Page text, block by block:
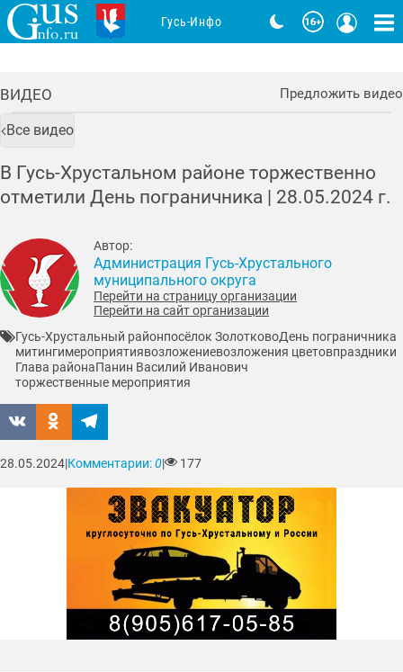
ВИДЕО Предложить видео
Все видео
В Гусь-Хрус­таль­ном рай­оне тор­жес­твен­но
от­ме­тили День пог­ра­нич­ни­ка | 28.05.2024 г.
Автор:
Администрация Гусь-Хрустального
муниципального округа
Перейти на страницу организации
Перейти на сайт организации
Гусь-Хрустальный районпосёлок ЗолотковоДень пограничника
митингимероприятиявозложениевозложения цветовпраздники
Глава районаПанин Василий Иванович
торжественные мероприятия
28.05.2024|Комментарии:0| 177
Гусь-Инфо